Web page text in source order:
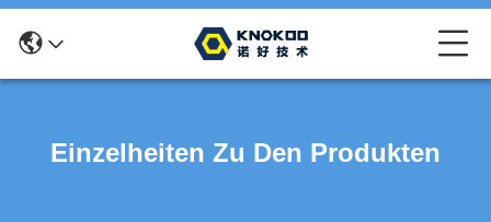
Einzelheiten Zu Den Produkten